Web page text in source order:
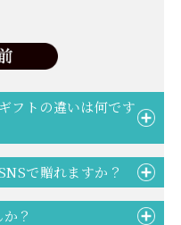
フトの違いは何です
で贈れますか？
？